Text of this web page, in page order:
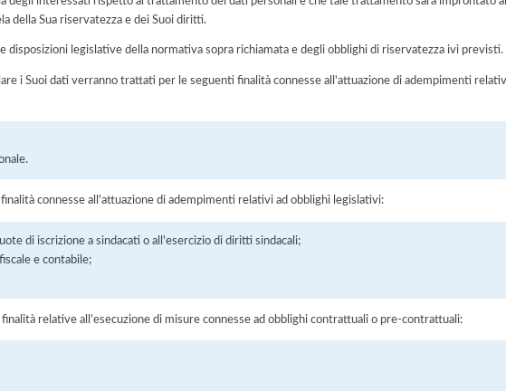
della Sua riservatezza e dei Suoi diritti.
disposizioni legislative della normativa sopra richiamata e degli obblighi di riservatezza ivi previsti.
i Suoi dati verranno trattati per le seguenti finalità connesse all'attuazione di adempimenti
connesse all'attuazione di adempimenti relativi ad obblighi legislativi:
di iscrizione a sindacati o all'esercizio di diritti sindacali;
e contabile;
relative all’esecuzione di misure connesse ad obblighi contrattuali o pre-contrattuali: